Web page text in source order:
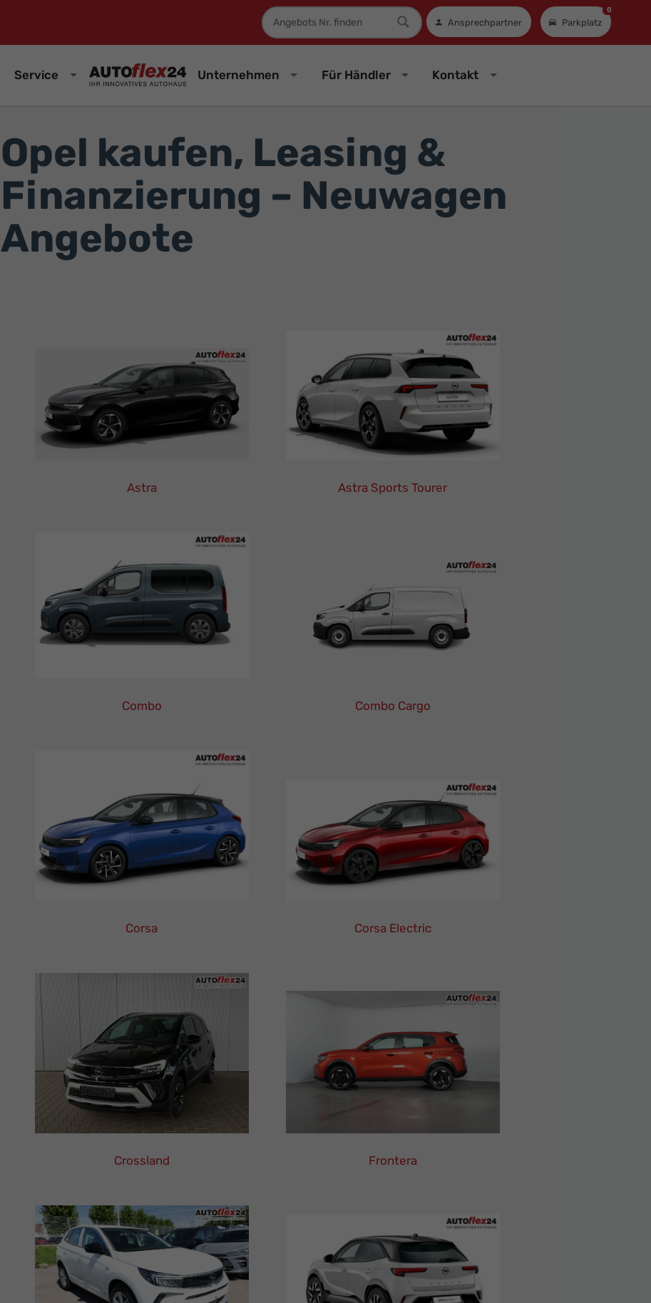
Fahrzeugnummer
Ansprechpartner Parkplatz
0
Service Unternehmen Für Händler Kontakt
Opel kaufen, Leasing &
Finanzierung – Neuwagen
Angebote
Astra
Finanzierung
Neuwagen
Astra Sports Tourer
Leasing
Finanzierung
Neuwagen
Combo
Finanzierung
Neuwagen
Combo Cargo
Finanzierung
Neuwagen
Corsa
Finanzierung
Neuwagen
Corsa ElectricOpel
Leasing
Neuwagen
Crossland
Finanzierung
Neuwagen
Frontera
Finanzierung
Neuwagen